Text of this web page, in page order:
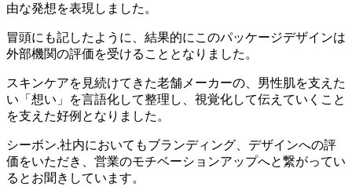
由な発想を表現しました。
冒頭にも記したように、結果的にこのパッケージデザインは
外部機関の評価を受けることとなりました。
スキンケアを見続けてきた老舗メーカーの、男性肌を支えた
い「想い」を言語化して整理し、視覚化して伝えていくこと
を支えた好例となりました。
シーボン.社内においてもブランディング、デザインへの評
価をいただき、営業のモチベーションアップへと繋がってい
るとお聞きしています。